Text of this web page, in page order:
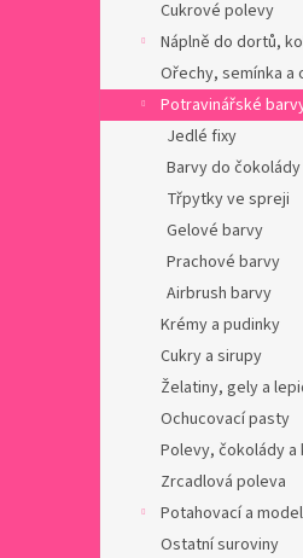
l
Cukrové polevy
Náplně do dortů,
Ořechy, semínka a
Potravinářské
Jedlé fixy
Barvy do čokolády
Třpytky ve spreji
Gelové barvy
Prachové barvy
Airbrush barvy
Krémy a pudinky
Cukry a sirupy
Želatiny, gely a
Ochucovací pasty
Polevy, čokolády a
Zrcadlová poleva
Potahovací a
Ostatní suroviny